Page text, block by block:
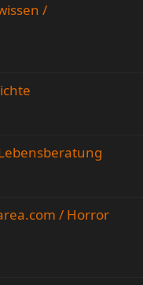
/
/ Horror